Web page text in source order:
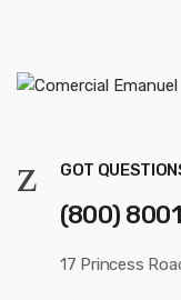
GOT
(800)
17 Princess